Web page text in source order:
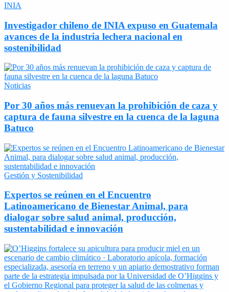
INIA
Investigador chileno de INIA expuso en Guatemala
avances de la industria lechera nacional en
sostenibilidad
Noticias
Por 30 años más renuevan la prohibición de caza y
captura de fauna silvestre en la cuenca de la laguna
Batuco
Gestión y Sostenibilidad
Expertos se reúnen en el Encuentro
Latinoamericano de Bienestar Animal, para
dialogar sobre salud animal, producción,
sustentabilidad e innovación